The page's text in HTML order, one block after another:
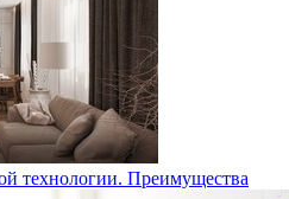
технологии. Преимущества